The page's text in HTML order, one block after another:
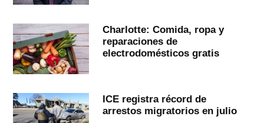
Charlotte: Comida, ropa y
reparaciones de
electrodomésticos gratis
ICE registra récord de
arrestos migratorios en julio